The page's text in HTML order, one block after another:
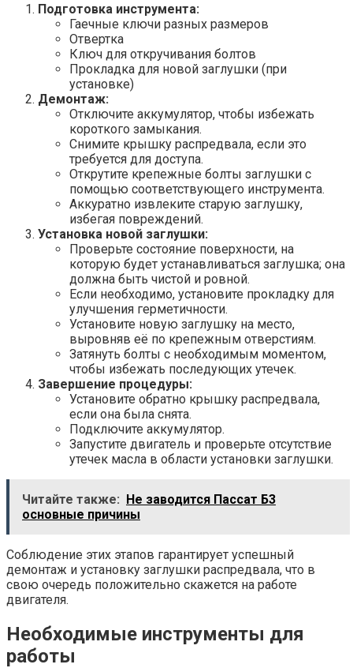
Подготовка инструмента:
Гаечные ключи разных размеров
Отвертка
Ключ для откручивания болтов
Прокладка для новой заглушки (при
установке)
Демонтаж:
Отключите аккумулятор, чтобы избежать
короткого замыкания.
Снимите крышку распредвала, если это
требуется для доступа.
Открутите крепежные болты заглушки с
помощью соответствующего инструмента.
Аккуратно извлеките старую заглушку,
избегая повреждений.
Установка новой заглушки:
Проверьте состояние поверхности, на
которую будет устанавливаться заглушка; она
должна быть чистой и ровной.
Если необходимо, установите прокладку для
улучшения герметичности.
Установите новую заглушку на место,
выровняв её по крепежным отверстиям.
Затянуть болты с необходимым моментом,
чтобы избежать последующих утечек.
Завершение процедуры:
Установите обратно крышку распредвала,
если она была снята.
Подключите аккумулятор.
Запустите двигатель и проверьте отсутствие
утечек масла в области установки заглушки.
Читайте также: Не заводится Пассат Б3
основные причины
Соблюдение этих этапов гарантирует успешный
демонтаж и установку заглушки распредвала, что в
свою очередь положительно скажется на работе
двигателя.
Необходимые инструменты для
работы